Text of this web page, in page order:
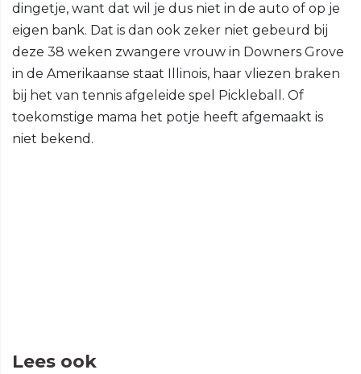
dingetje, want dat wil je dus niet in de auto of op je
eigen bank. Dat is dan ook zeker niet gebeurd bij
deze 38 weken zwangere vrouw in Downers Grove
in de Amerikaanse staat Illinois, haar vliezen braken
bij het van tennis afgeleide spel Pickleball. Of
toekomstige mama het potje heeft afgemaakt is
niet bekend.
Lees ook